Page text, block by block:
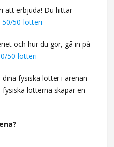
att erbjuda! Du hittar
50/50-lotteri
och hur du gör, gå in på
50-lotteri
fysiska lotter i arenan
lotterna skapar en